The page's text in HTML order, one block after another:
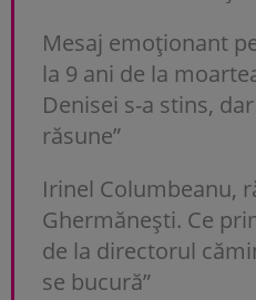
Mesaj emoționant
la 9 ani de la
Denisei s-a stins,
răsune”
Irinel Columbeanu,
Ghermănești. Ce
de la directorul
se bucură”